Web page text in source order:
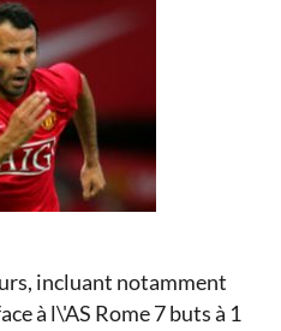
incluant notamment
à l\'AS Rome 7 buts à 1